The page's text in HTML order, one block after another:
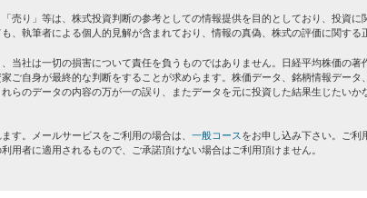
売り」等は、株式投資判断の参考としての情報提供を目的としており、投資
、執筆者による個人的見解が含まれており、情報の真偽、株式の評価に関する
当社は一切の損害について責任を負うものではありません。日経平均株価の著
ご自身が最終的な判断をすることが求めらます。株価データ、銘柄情報デー
らのデータの内容の万が一の誤り、またデータを元に投資した結果生じたい
す。メールサービスをご利用の場合は、 一般コースをお申し込み下さい。ご利
用者に適用されるもので、ご承諾頂けない場合はご利用頂けません。